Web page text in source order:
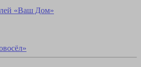
«Ваш Дом»